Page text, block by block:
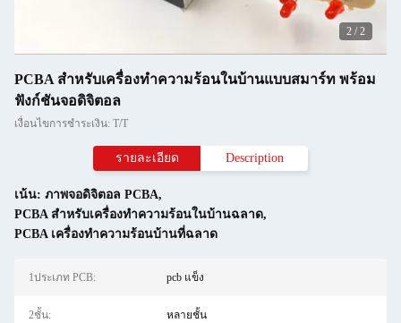
2 /2
PCBA สําหรับเครื่องทําความร้อนในบ้านแบบสมาร์ท พร้อม
ฟังก์ชันจอดิจิตอล
เงื่อนไขการชำระเงิน: T/T
รายละเอียด Description
เน้น: ภาพจอดิจิตอล PCBA,
PCBA สําหรับเครื่องทําความร้อนในบ้านฉลาด,
PCBA เครื่องทําความร้อนบ้านที่ฉลาด
1ประเภท PCB: pcb แข็ง
2ชั้น: หลายชั้น